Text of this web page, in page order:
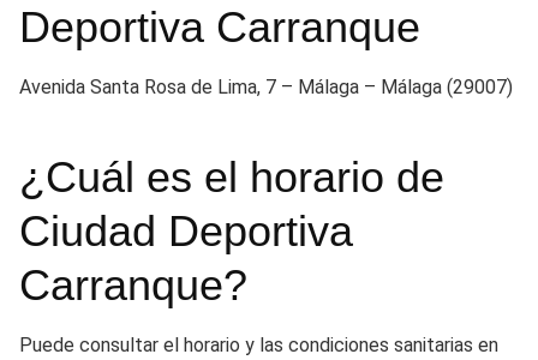
Deportiva Carranque
Avenida Santa Rosa de Lima, 7 – Málaga – Málaga (29007)
¿Cuál es el horario de
Ciudad Deportiva
Carranque?
Puede consultar el horario y las condiciones sanitarias en